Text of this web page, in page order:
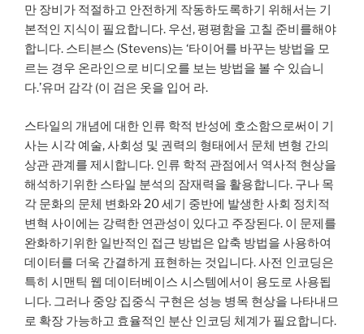
만 장비가 적절하고 안전하게 작동하도록하기 위해서는 기
본적인 지식이 필요합니다. 우선, 평평함을 고칠 준비를해야
합니다. 스티븐스 (Stevens)는 ‘타이어를 바꾸는 방법을 모
르는 경우 온라인으로 비디오를 보는 방법을 볼 수 있습니
다.’유머 감각 (이 검은 옷을 입어 라.
스타일의 개념에 대한 인류 학적 반성에 호소함으로써이 기
사는 시각 예술, 사회성 및 권력의 형태에서 문체 변형 간의
상관 관계를 제시합니다. 인류 학적 관점에서 역사적 현상을
해석하기위한 스타일 분석의 잠재력을 활용합니다. 구나 목
각 문화의 문체 변화와 20 세기 중반에 발생한 사회 정치적
변혁 사이에는 강력한 연관성이 있다고 주장된다. 이 문제를
완화하기위한 일반적인 접근 방법은 압축 방법을 사용하여
데이터를 더욱 간결하게 표현하는 것입니다. 사전 인코딩은
특히 시맨틱 웹 데이터베이스 시스템에서이 용도로 사용됩
니다. 그러나 중앙 집중식 구현은 성능 병목 현상을 나타내므
로 확장 가능하고 효율적인 분산 인코딩 체계가 필요합니다.